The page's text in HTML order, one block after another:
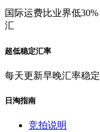
国际运费比业界低30%
汇
超低稳定汇率
每天更新早晚汇率稳定
日淘指南
竞拍说明